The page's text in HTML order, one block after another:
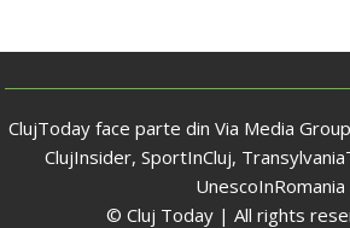
ClujToday face parte din Via Media
ClujInsider, SportInCluj,
UnescoInRomania
© Cluj Today | All rights